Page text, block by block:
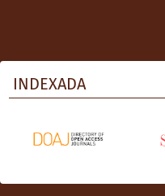
INDEXADA